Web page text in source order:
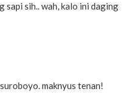
sapi sih.. wah, kalo ini daging
maknyus tenan!